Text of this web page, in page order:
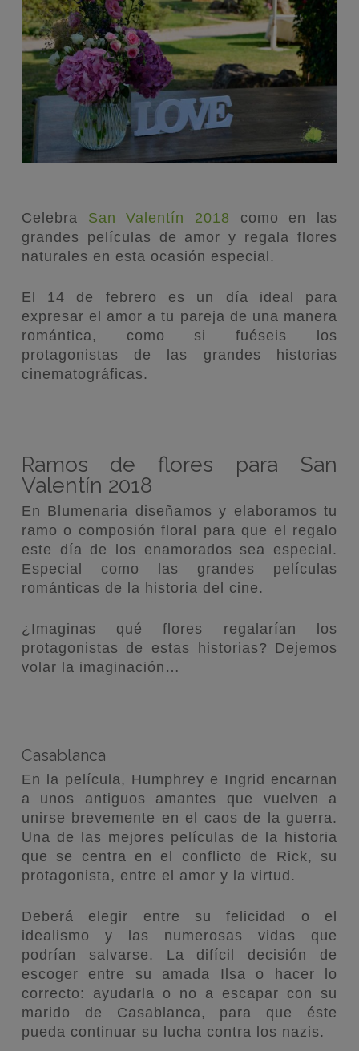
Celebra San Valentín 2018
como en las
grandes películas de amor y regala flores
naturales en esta ocasión especial.
El 14 de febrero es un día ideal para
expresar el amor a tu pareja de una manera
romántica, como si fuéseis los
protagonistas de las grandes historias
cinematográficas.
Ramos de flores para San
Valentín 2018
En Blumenaria diseñamos y elaboramos tu
ramo o composión floral para que el regalo
este día de los enamorados sea especial.
Especial como las grandes películas
románticas de la historia del cine.
¿Imaginas qué flores regalarían los
protagonistas de estas historias? Dejemos
volar la imaginación…
Casablanca
En la película, Humphrey e Ingrid encarnan
a unos antiguos amantes que vuelven a
unirse brevemente en el caos de la guerra.
Una de las mejores películas de la historia
que se centra en el conflicto de Rick, su
protagonista, entre el amor y la virtud.
Deberá elegir entre su felicidad o el
idealismo y las numerosas vidas que
podrían salvarse. La difícil decisión de
escoger entre su amada Ilsa o hacer lo
correcto: ayudarla o no a escapar con su
marido de Casablanca, para que éste
pueda continuar su lucha contra los nazis.